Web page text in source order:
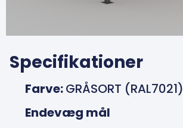
Specifikationer
Farve:GRÅSORT (RAL7021)
Endevæg mål